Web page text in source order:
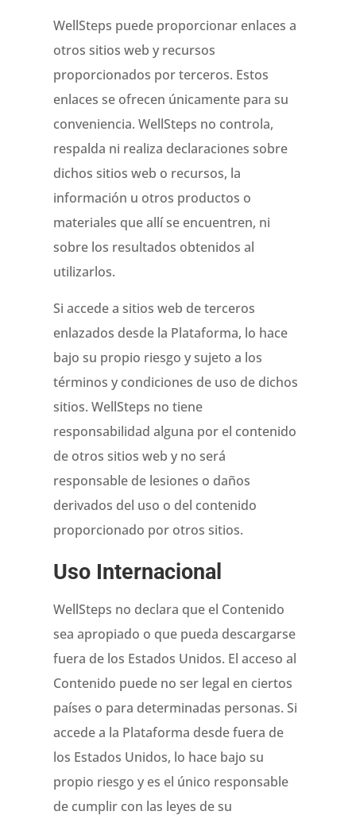
WellSteps puede proporcionar enlaces a
otros sitios web y recursos
proporcionados por terceros. Estos
enlaces se ofrecen únicamente para su
conveniencia. WellSteps no controla,
respalda ni realiza declaraciones sobre
dichos sitios web o recursos, la
información u otros productos o
materiales que allí se encuentren, ni
sobre los resultados obtenidos al
utilizarlos.
Si accede a sitios web de terceros
enlazados desde la Plataforma, lo hace
bajo su propio riesgo y sujeto a los
términos y condiciones de uso de dichos
sitios. WellSteps no tiene
responsabilidad alguna por el contenido
de otros sitios web y no será
responsable de lesiones o daños
derivados del uso o del contenido
proporcionado por otros sitios.
Uso Internacional
WellSteps no declara que el Contenido
sea apropiado o que pueda descargarse
fuera de los Estados Unidos. El acceso al
Contenido puede no ser legal en ciertos
países o para determinadas personas. Si
accede a la Plataforma desde fuera de
los Estados Unidos, lo hace bajo su
propio riesgo y es el único responsable
de cumplir con las leyes de su